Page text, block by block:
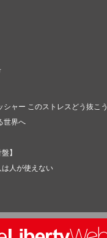
ャー このストレスどう抜こう
世界へ
】
人が使えない